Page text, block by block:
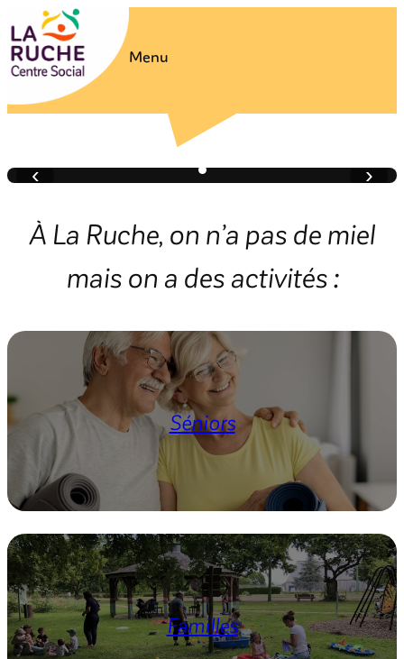
au
contenu
Menu
‹
28 AOÛT 2026
Concert de Lemon’s Trio
›
À La Ruche, on n’a pas de miel
mais on a des activités :
Séniors
Familles